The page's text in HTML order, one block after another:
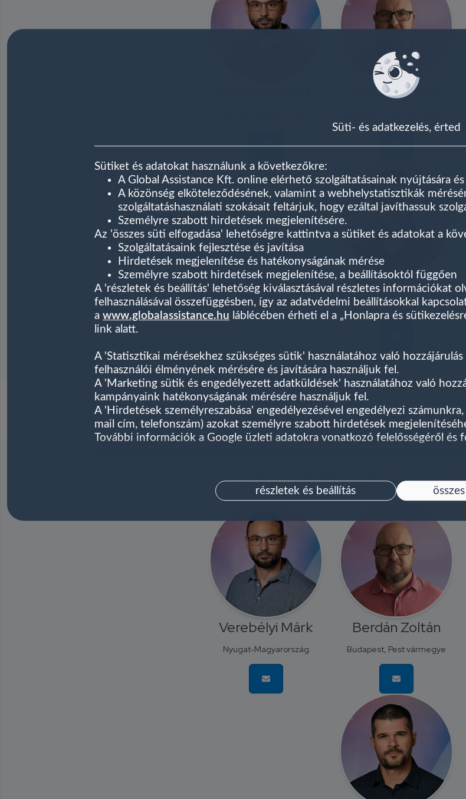
Berdán Zoltán
Kazay Gábor
Műszaki vezető
PARTNERI
Verebélyi Márk
Nyugat-Magyarország
Berdán Zoltán
Budapest, Pest vármegye
Süti- és adatkezelés, érted
Sütiket és adatokat használunk a következőkre:
A Global Assistance Kft. online elérhető szolgáltatásainak nyújtására
A közönség elköteleződésének, valamint a webhelystatisztikák
szolgáltatáshasználati szokásait feltárjuk, hogy ezáltal javíthassuk
Személyre szabott hirdetések megjelenítésére.
Az 'összes süti elfogadása' lehetőségre kattintva a sütiket és adatokat a
Szolgáltatásaink fejlesztése és javítása
Hirdetések megjelenítése és hatékonyságának mérése
Személyre szabott hirdetések megjelenítése, a beállításoktól függően
A 'részletek és beállítás' lehetőség kiválasztásával részletes információkat
felhasználásával összefüggésben, így az adatvédelmi beállításokkal
a www.globalassistance.hu láblécében érheti el a „Honlapra és
link alatt.
A 'Statisztikai mérésekhez szükséges sütik' használatához való
felhasználói élményének mérésére és javítására használjuk fel.
A 'Marketing sütik és engedélyezett adatküldések' használatához való
kampányaink hatékonyságának mérésére használjuk fel.
A 'Hirdetések személyreszabása' engedélyezésével engedélyezi
mail cím, telefonszám) azokat személyre szabott hirdetések
További információk a Google üzleti adatokra vonatkozó felelősségéről és
részletek és beállítás